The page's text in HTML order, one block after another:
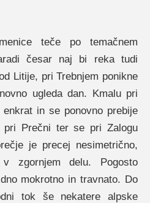
teče po temačnem
česar naj bi reka tudi
Litije, pri Trebnjem ponikne
ugleda dan. Kmalu pri
in se ponovno prebije
Prečni ter se pri Zalogu
je precej nesimetrično,
zgornjem delu. Pogosto
mokrotno in travnato. Do
tok še nekatere alpske